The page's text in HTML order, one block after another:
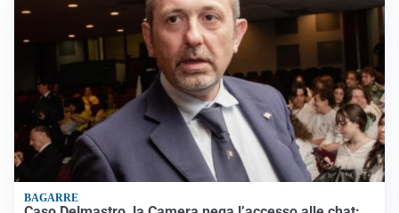
BAGARRE